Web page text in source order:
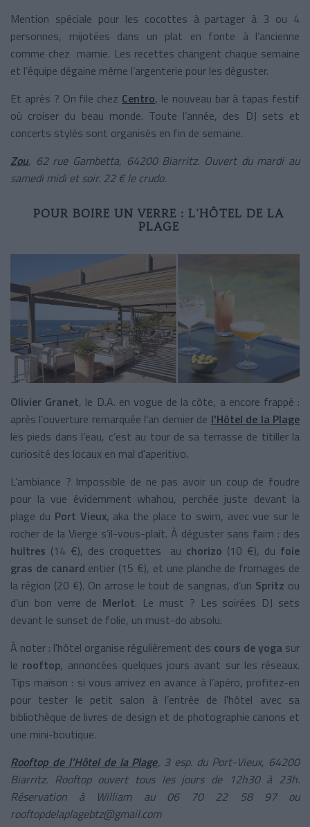
Mention spéciale pour les cocottes à partager à 3 ou 4
personnes, mijotées dans un plat en fonte à l’ancienne
comme chez mamie. Les recettes changent chaque semaine
et l’équipe dégaine même l’argenterie pour les déguster.
Et après ? On file chez Centro, le nouveau bar à tapas festif
où croiser du beau monde. Toute l’année, des DJ sets et
concerts stylés sont organisés en fin de semaine.
Zou, 62 rue Gambetta, 64200 Biarritz. Ouvert du mardi au
samedi midi et soir. 22 € le crudo.
POUR BOIRE UN VERRE : L'HÔTEL DE LA
PLAGE
Olivier Granet, le D.A. en vogue de la côte, a encore frappé :
après l’ouverture remarquée l’an dernier de l'Hôtel de la Plage
les pieds dans l’eau, c’est au tour de sa terrasse de titiller la
curiosité des locaux en mal d'aperitivo.
L’ambiance ? Impossible de ne pas avoir un coup de foudre
pour la vue évidemment whahou, perchée juste devant la
plage du Port Vieux, aka the place to swim, avec vue sur le
rocher de la Vierge s’il-vous-plaît. À déguster sans faim : des
huîtres (14 €), des croquettes au chorizo (10 €), du foie
gras de canard entier (15 €), et une planche de fromages de
la région (20 €). On arrose le tout de sangrias, d’un Spritz ou
d’un bon verre de Merlot. Le must ? Les soirées DJ sets
devant le sunset de folie, un must-do absolu.
À noter : l'hôtel organise régulièrement des cours de yoga sur
le rooftop, annoncées quelques jours avant sur les réseaux.
Tips maison : si vous arrivez en avance à l’apéro, profitez-en
pour tester le petit salon à l’entrée de l'hôtel avec sa
bibliothèque de livres de design et de photographie canons et
une mini-boutique.
Rooftop de l'Hôtel de la Plage, 3 esp. du Port-Vieux, 64200
Biarritz. Rooftop ouvert tous les jours de 12h30 à 23h.
Réservation à William au 06 70 22 58 97 ou
rooftopdelaplagebtz@gmail.com